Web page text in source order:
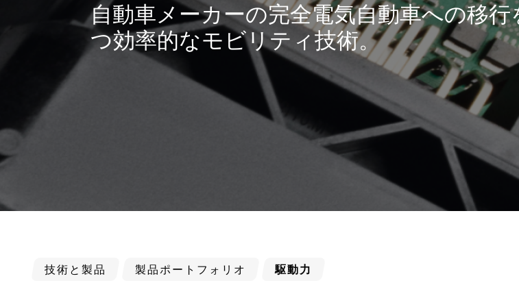
自動車メーカーの完全電気自動車への移
つ効率的なモビリティ技術。
技術と製品 製品ポートフォリオ 駆動力